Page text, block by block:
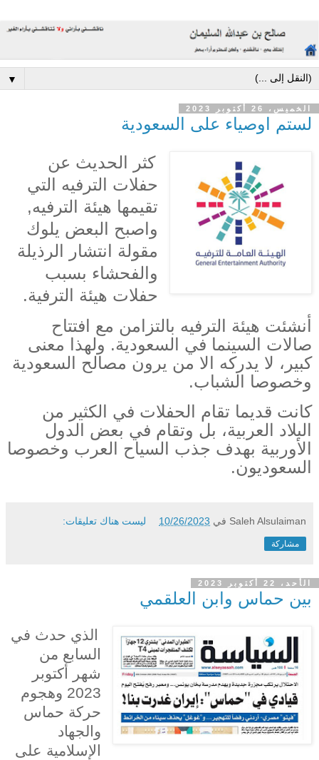
▼
الخميس، 26 أكتوبر 2023
لستم اوصياء على السعودية
كثر الحديث عن
حفلات الترفيه التي
تقيمها هيئة الترفيه,
واصبح البعض يلوك
مقولة انتشار الرذيلة
والفحشاء بسبب
حفلات هيئة الترفية.
أنشئت هيئة الترفيه بالتزامن مع افتتاح
صالات السينما في السعودية. ولهذا معنى
كبير، لا يدركه الا من يرون مصالح السعودية
وخصوصا الشباب.
كانت قديما تقام الحفلات في الكثير من
البلاد العربية، بل وتقام في بعض الدول
الأوربية بهدف جذب السياح العرب وخصوصا
السعوديون.
Saleh Alsulaiman في 10/26/2023 ليست هناك تعليقات:
مشاركة
الأحد، 22 أكتوبر 2023
بين حماس وابن العلقمي
الذي حدث في
السابع من
شهر أكتوبر
2023 وهجوم
حركة حماس
والجهاد
الإسلامية على